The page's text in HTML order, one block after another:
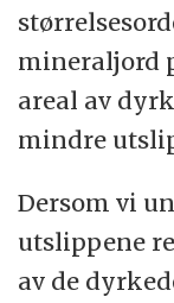
mineraljord
areal av
mindre
Dersom vi
utslippene
av de